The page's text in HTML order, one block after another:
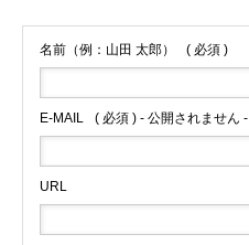
名前（例：山田 太郎） ( 必須 )
E-MAIL ( 必須 ) - 公開されません -
URL